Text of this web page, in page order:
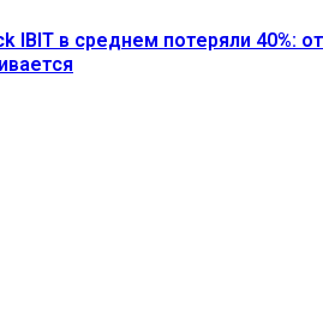
IBIT в среднем потеряли 40%: